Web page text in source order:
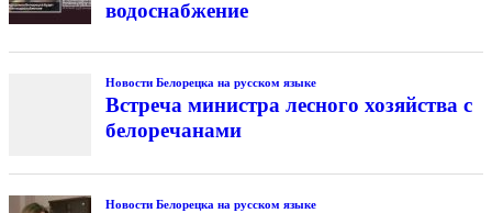
водоснабжение
Новости Белорецка на русском языке
Встреча министра лесного хозяйства с
белоречанами
Новости Белорецка на русском языке